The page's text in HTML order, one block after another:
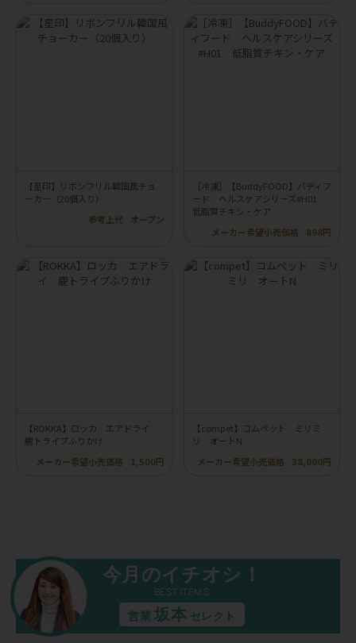
【星印】リボンフリル韓国風チョ
ーカー（20個入り）
参考上代
オープン
［冷凍］【BuddyFOOD】バディフ
ード ヘルスケアシリーズ#H01
低脂質チキン・ケア
メーカー希望小売価格
898円
【ROKKA】ロッカ エアドライ
鹿トライプふりかけ
メーカー希望小売価格
1,500円
【compet】コムペット ミリミ
リ オートN
メーカー希望小売価格
38,000円
今月のイチオシ！
BEST ITEMS
営業 坂本 セレクト